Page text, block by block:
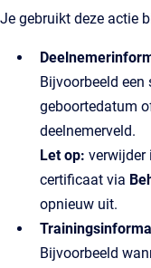
Je gebruikt deze actie
Bijvoorbeeld
geboortedatum
deelnemerveld.
Let op: verwijder
certificaat via
opnieuw uit.
Bijvoorbeeld